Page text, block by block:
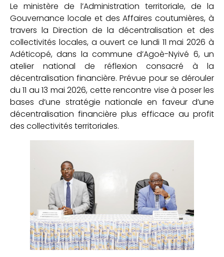
Le ministère de l’Administration territoriale, de la
Gouvernance locale et des Affaires coutumières, à
travers la Direction de la décentralisation et des
collectivités locales, a ouvert ce lundi 11 mai 2026 à
Adéticopé, dans la commune d’Agoè-Nyivé 6, un
atelier national de réflexion consacré à la
décentralisation financière. Prévue pour se dérouler
du 11 au 13 mai 2026, cette rencontre vise à poser les
bases d’une stratégie nationale en faveur d’une
décentralisation financière plus efficace au profit
des collectivités territoriales.